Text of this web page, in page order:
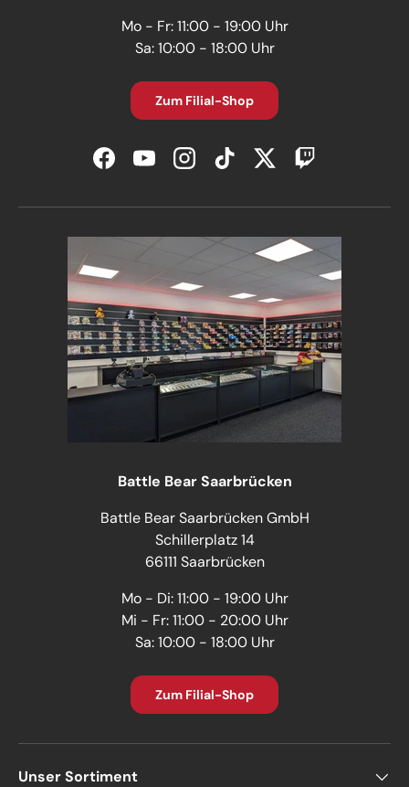
Mo - Fr: 11:00 - 19:00 Uhr
Sa: 10:00 - 18:00 Uhr
Zum Filial-Shop
FacebookYouTubeInstagramTikTokTwitterTwitch
Battle Bear Saarbrücken
Battle Bear Saarbrücken GmbH
Schillerplatz 14
66111 Saarbrücken
Mo - Di: 11:00 - 19:00 Uhr
Mi - Fr: 11:00 - 20:00 Uhr
Sa: 10:00 - 18:00 Uhr
Zum Filial-Shop
Unser Sortiment